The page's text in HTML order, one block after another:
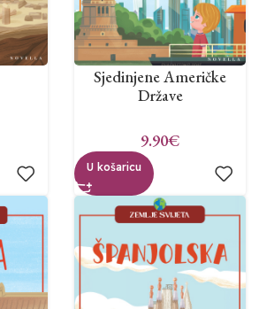
Sjedinjene Američke
Države
9.90€
U košaricu